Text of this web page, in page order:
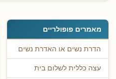
מאמרים פופולריים
הדרת נשים או האדרת נשים
עצה כללית לשלום בית